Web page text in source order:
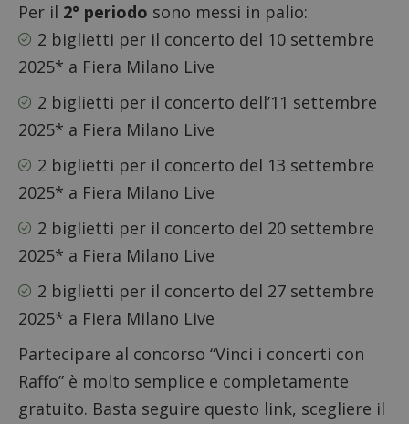
Per il 2° periodo sono messi in palio:
2 biglietti per il concerto del 10 settembre
2025* a Fiera Milano Live
2 biglietti per il concerto dell’11 settembre
2025* a Fiera Milano Live
2 biglietti per il concerto del 13 settembre
2025* a Fiera Milano Live
2 biglietti per il concerto del 20 settembre
2025* a Fiera Milano Live
2 biglietti per il concerto del 27 settembre
2025* a Fiera Milano Live
Partecipare al concorso “Vinci i concerti con
Raffo” è molto semplice e completamente
gratuito. Basta seguire questo link, scegliere il